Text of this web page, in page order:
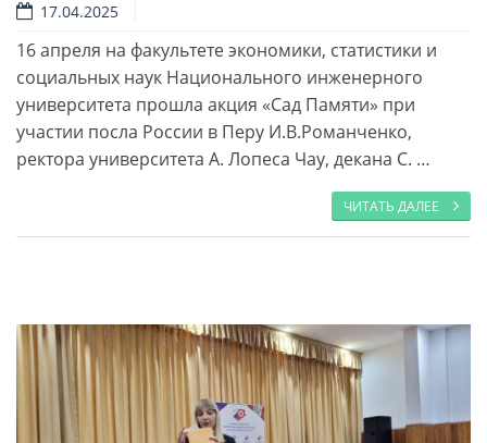
Читать далее
17.04.2025
16 апреля на факультете экономики, статистики и
социальных наук Национального инженерного
университета прошла акция «Сад Памяти» при
участии посла России в Перу И.В.Романченко,
ректора университета А. Лопеса Чау, декана С. …
ЧИТАТЬ ДАЛЕЕ